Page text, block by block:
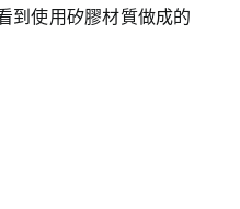
到使用矽膠材質做成的